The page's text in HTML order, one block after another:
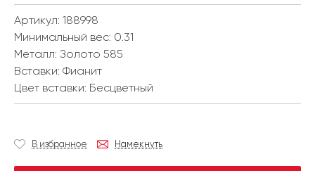
Артикул: 188998
Минимальный вес: 0.31
Металл: Золото 585
Вставки: Фианит
Цвет вставки: Бесцветный
В избранное Намекнуть